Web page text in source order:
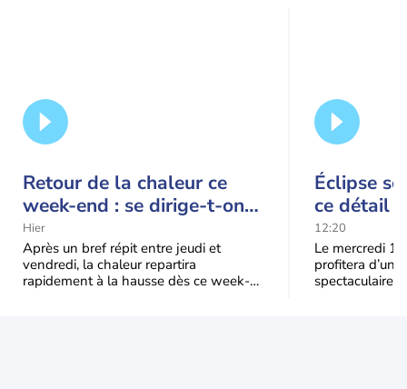
Retour de la chaleur ce
week-end : se dirige-t-on
vers une cinquième vague
de chaleur en France ?
Hier
Après un bref répit entre jeudi et
vendredi, la chaleur repartira
rapidement à la hausse dès ce week-
Éclipse
ce détail
spectacle
12:20
Le mercredi
profitera
spectaculaire,